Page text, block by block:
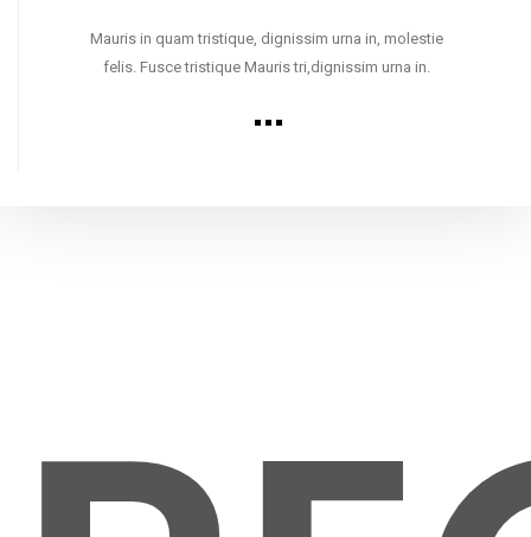
Mauris in quam tristique, dignissim urna in, molestie
felis. Fusce tristique Mauris tri,dignissim urna in.